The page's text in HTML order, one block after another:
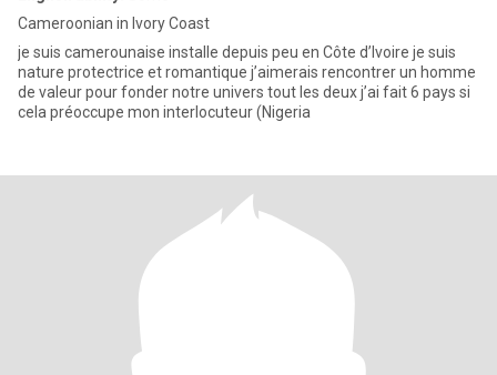
Cameroonian in Ivory Coast
je suis camerounaise installe depuis peu en Côte d’Ivoire je suis
nature protectrice et romantique j’aimerais rencontrer un homme
de valeur pour fonder notre univers tout les deux j’ai fait 6 pays si
cela préoccupe mon interlocuteur (Nigeria